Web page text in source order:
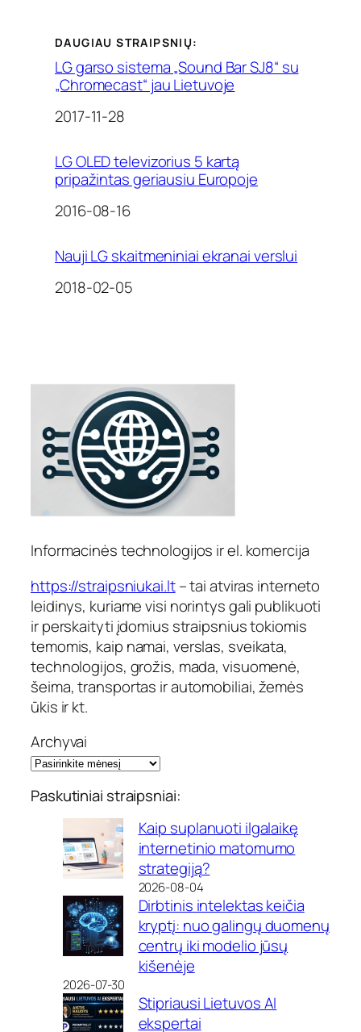
DAUGIAU STRAIPSNIŲ:
LG garso sistema „Sound Bar SJ8“ su
„Chromecast“ jau Lietuvoje
Date
2017-11-28
LG OLED televizorius 5 kartą
pripažintas geriausiu Europoje
Date
2016-08-16
Nauji LG skaitmeniniai ekranai verslui
Date
2018-02-05
Informacinės technologijos ir el. komercija
https://straipsniukai.lt– tai atviras interneto
leidinys, kuriame visi norintys gali publikuoti
ir perskaityti įdomius straipsnius tokiomis
temomis, kaip namai, verslas, sveikata,
technologijos, grožis, mada, visuomenė,
šeima, transportas ir automobiliai, žemės
ūkis ir kt.
Archyvai
Paskutiniai straipsniai:
Kaip suplanuoti ilgalaikę
internetinio matomumo
strategiją?
2026-08-04
Dirbtinis intelektas keičia
kryptį: nuo galingų duomenų
centrų iki modelio jūsų
kišenėje
2026-07-30
Stipriausi Lietuvos AI
ekspertai